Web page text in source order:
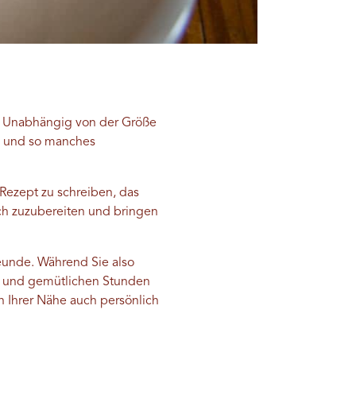
von der Größe
so manches
zu schreiben, das
zuzubereiten und bringen
Während Sie also
gemütlichen Stunden
Ihrer Nähe auch persönlich